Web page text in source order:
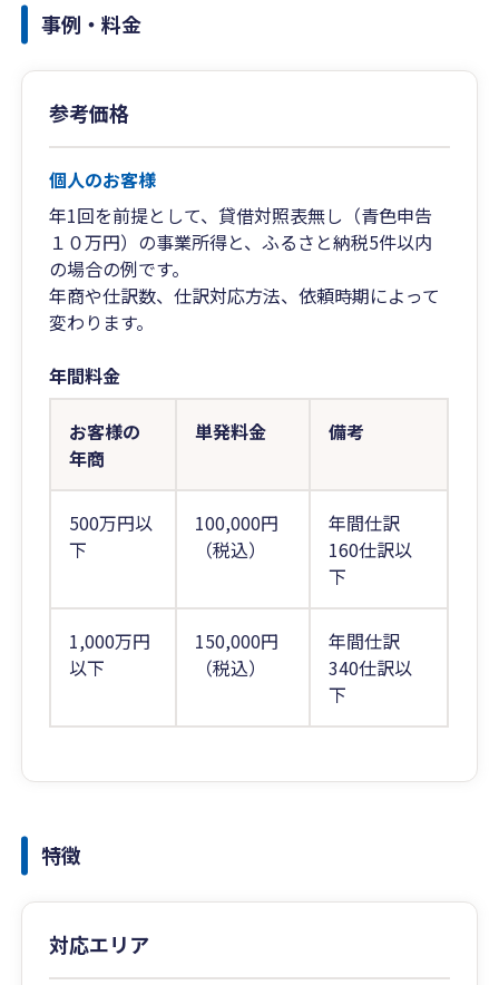
事例・料金
参考価格
個人のお客様
年1回を前提として、貸借対照表無し（青色申告
１０万円）の事業所得と、ふるさと納税5件以内
の場合の例です。
年商や仕訳数、仕訳対応方法、依頼時期によって
変わります。
年間料金
お客様の
年商
単発料金 備考
500万円以
下
100,000円
（税込）
年間仕訳
160仕訳以
下
1,000万円
以下
150,000円
（税込）
年間仕訳
340仕訳以
下
特徴
対応エリア